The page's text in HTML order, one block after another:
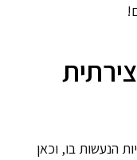
הנעשות בו, וכאן